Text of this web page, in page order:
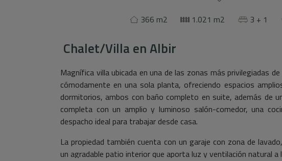
366 m2 1.021 m2 3 + 1
Chalet/Villa enAlbir
Magnífica villa ubicada en una de las zonas más privilegiadas
cómodamente en una sola planta, ofreciendo espacios
dormitorios, ambos con baño completo en suite, además de
completa con un amplio y luminoso salón-comedor, una
despacho ideal para trabajar desde casa.
La propiedad también cuenta con un garaje con zona de
un agradable patio interior que aporta luz y ventilación natural a